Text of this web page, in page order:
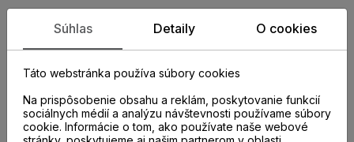
HRÚBKA PODLAHY
9 mm
TEPELNÝ ODPOR
0,06m2K/W
Súhlas Detaily O cookies
Táto webstránka používa súbory cookies
Na prispôsobenie obsahu a reklám, poskytovanie funkcií
sociálnych médií a analýzu návštevnosti používame súbory
cookie. Informácie o tom, ako používate naše webové